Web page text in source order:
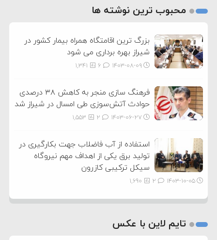
2
محبوب ترین نوشته ها
بزرگ ترین اقامتگاه همراه بیمار کشور در
شیراز بهره برداری می شود
۱۴۰۳-۰۸-۰۹ 1,341
فرهنگ سازی منجر به کاهش ۳۸ درصدی
حوادث آتش‌سوزی طی امسال در شیراز شد
۱۴۰۳-۰۶-۲۷ 1,553
استفاده از آب فاضلاب جهت بکارگیری در
تولید برق یکی از اهداف مهم نیروگاه
سیکل ترکیبی کازرون
۱۴۰۳-۱۰-۰۵ 1,690
تایم لاین با عکس